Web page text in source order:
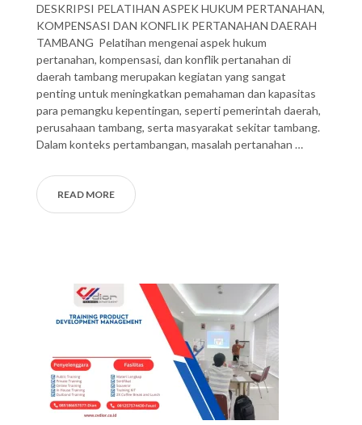
DESKRIPSI PELATIHAN ASPEK HUKUM PERTANAHAN,
KOMPENSASI DAN KONFLIK PERTANAHAN DAERAH
TAMBANG Pelatihan mengenai aspek hukum
pertanahan, kompensasi, dan konflik pertanahan di
daerah tambang merupakan kegiatan yang sangat
penting untuk meningkatkan pemahaman dan kapasitas
para pemangku kepentingan, seperti pemerintah daerah,
perusahaan tambang, serta masyarakat sekitar tambang.
Dalam konteks pertambangan, masalah pertanahan …
READ MORE